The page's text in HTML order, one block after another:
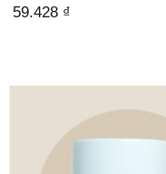
59.428 ₫